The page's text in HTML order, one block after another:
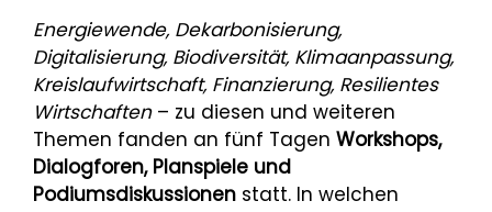
Energiewende, Dekarbonisierung,
Digitalisierung, Biodiversität, Klimaanpassung,
Kreislaufwirtschaft, Finanzierung, Resilientes
Wirtschaften– zu diesen und weiteren
Themen fanden an fünf Tagen Workshops,
Dialogforen, Planspiele und
Podiumsdiskussionen statt. In welchen